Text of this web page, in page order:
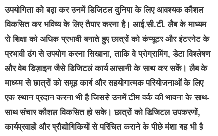
उपयोगिता को बढ़ा कर उनमें डिजिटल दुनिया के लिए आवश्यक कौशल
विकसित कर भविष्य के लिए तैयार करना है। आई.सी.टी. लैब के माध्यम
से शिक्षा को अधिक प्रभावी बनाते हुए छात्रों को कंप्यूटर और इंटरनेट के
प्रभावी ढंग से उपयोग करना सिखाना, ताकि वे प्रोग्रामिंग, डेटा विश्लेषण
और वेब डिज़ाइन जैसे डिजिटलं कार्य आसानी के साथ कर सकें। लैब के
माध्यम से छात्रों को समूह कार्य और सहयोगात्मक परियोजनाओं के लिए
एक स्थान प्रदान करना भी है जिससे उनमें टीम वर्क की भावना के साथ-
साथ संचार कौशल विकसित हो सके। छात्रों को डिजिटल उपकरणों,
कार्यप्रवाहों और प्रौद्योगिकियों से परिचित कराने के पीछे मंशा यह भी है